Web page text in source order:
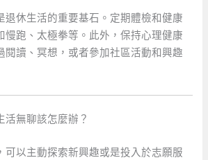
退休生活的重要基石。定期體檢和健康
慢跑、太極拳等。此外，保持心理健康
閱讀、冥想，或者參加社區活動和興趣
活無聊該怎麼辦？
可以主動探索新興趣或是投入於志願服